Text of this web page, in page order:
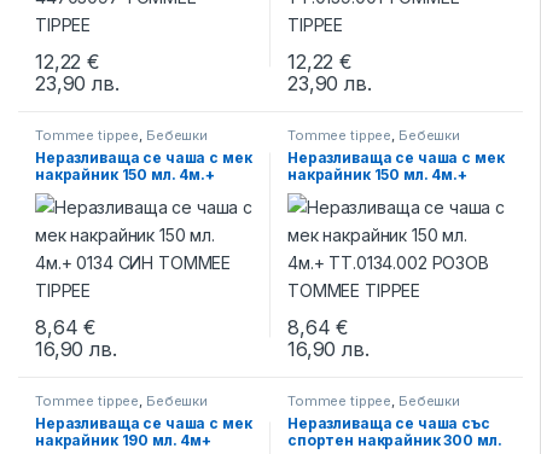
12,22€
23,90лв.
12,22€
23,90лв.
Tommee tippee, Бебешки
бутилки и биберони
пораснали
Неразливаща се чаша с мек
накрайник 150 мл. 4м.+
0134 СИН TOMMEE TIPPEE
8,64€
16,90лв.
Tommee tippee, Бебешки
бутилки и биберони
пораснали
Неразливаща се чаша с мек
накрайник 150 мл. 4м.+
TT.0134.002 РОЗОВ
TOMMEE TIPPEE
8,64€
16,90лв.
Tommee tippee, Бебешки
бутилки и биберони
пораснали
Неразливаща се чаша с мек
накрайник 190 мл. 4м+
Tommee tippee, Бебешки
бутилки и биберони
пораснали
Неразливаща се чаша със
спортен накрайник 300 мл.